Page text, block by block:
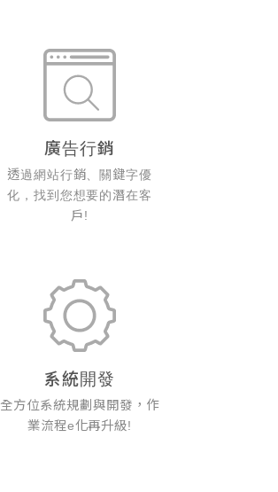
廣告行銷
透過網站行銷、關鍵字優
化，找到您想要的潛在客
戶!
系統開發
全方位系統規劃與開發，作
業流程e化再升級!